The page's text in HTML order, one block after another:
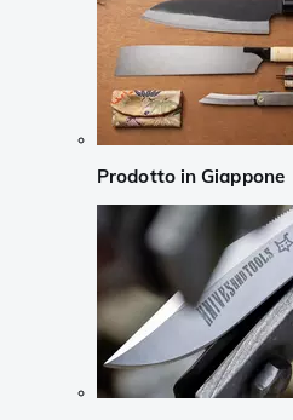
Prodotto in Giappone